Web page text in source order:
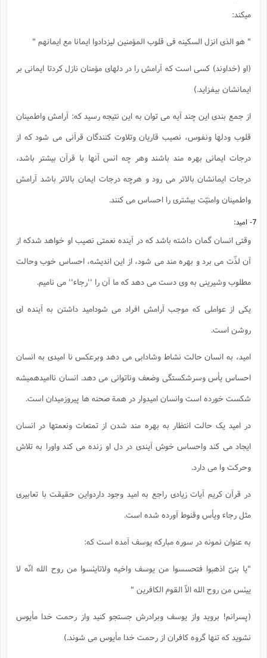
میکند:
" هو الذی انزل السکینه فی قلوب المؤمنین لیزدادوا ایمانا مع ایمانهم "
(او (خداوند) کسی است که آرامش را در دلهای مؤمنان نازل کردتا ایمانی بر
ایمانشان بیفزاید.)
از جمع بندی این چند آیه می توان به این نتیجه رسید که: آرامش واطمینان
قلوب ودلها ونفوس، نصیب قاریان وتلاوت کنندگان قرآنی می شود که از
درجات ایمانی بهره مند باشند وهر چه انس آنها با قرآن بیشتر باشد،
درجات ایمانشان بالاتر می رود و هرچه درجات ایمان بالاتر باشد آرامش
واطمینان وامنیّت بیشتری را احساس می کنند.
7- امید:
وقتی انسان گمان داشته باشد که در آینده نعمتی نصیب او خواهد شدکه از
آن لذّت می برد و بهره مند می شود، از این اندیشه، احساس خوب وحالت
مطلوب وشیرینی به وی دست می دهد که ما آن را ''رجاء'' می نامیم.
یکی از عواملی که موجب آرامش افراد می شودامید داشتن به آینده ای
روشن است.
امید، به انسان حالت نشاط وشادابی می دهد وبرعکس نا امیدی به انسان
احساس یأس وسرشکستگی وضعف وناتوانی می دهد. انسان ناامیدهمیشه
شکست خورده است وانسان امیدوار در همة صحنه ها پیروزمیدان است.
در امید یک حالت انتظار به بهره مند شدن از تمتعات ونعمتها در انسان
ایجاد می کند واحساس خوش آیندی در دل او زنده می کند واورا به تلاش
وحرکت وا می دارد.
در قرآن کریم آیات زیادی راجع به امید وجود داردواین حقیقت با تعابیری
مثل رجاء ویأس وقنوط آورده شده است.
به عنوان نمونه در سوره مبارکه یوسف آمده است که:
"یا بنیّ اذهبوا فتحسسوا من یوسف واخیه ولاتایئسوا من روح الله انّه لا
ییئس من روح الله الاّ القوم الکافرین "
(پسرانم! بروید واز یوسف وبرادرش جستجو کنید واز رحمت خدا مأیوس
نشوید که تنها گروه کافران از رحمت خدا مأیوس می شوند.)